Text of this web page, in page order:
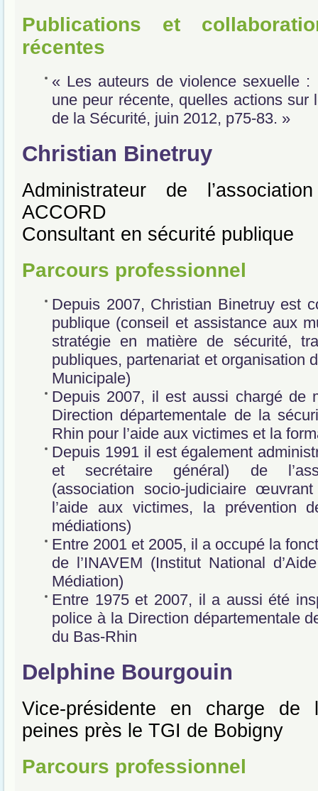
Publications et
récentes
« Les auteurs de violence sexuelle :
une peur récente, quelles actions sur
de la Sécurité, juin 2012, p75-83. »
Christian Binetruy
Administrateur de
ACCORD
Consultant en sécurité publique
Parcours professionnel
Depuis 2007, Christian Binetruy est
publique (conseil et assistance aux
stratégie en matière de sécurité,
publiques, partenariat et organisation
Municipale)
Depuis 2007, il est aussi chargé de
Direction départementale de la
Rhin pour l’aide aux victimes et la
Depuis 1991 il est également
et secrétaire général) de
(association socio-judiciaire
l’aide aux victimes, la prévention
médiations)
Entre 2001 et 2005, il a occupé la
de l’INAVEM (Institut National
Médiation)
Entre 1975 et 2007, il a aussi été
police à la Direction départementale
du Bas-Rhin
Delphine Bourgouin
Vice-présidente en charge de
peines près le TGI de Bobigny
Parcours professionnel